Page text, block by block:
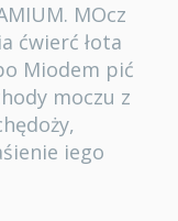
MOcz
ćwierć łota
Miodem pić
moczu z
iego